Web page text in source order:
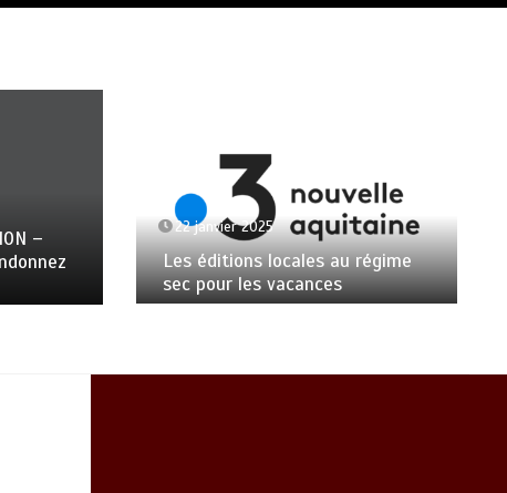
–
22 janvier 2025
Les éditions locales au régime
sec pour les vacances